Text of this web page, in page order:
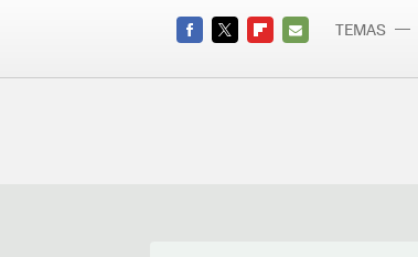
MAIL
TEMAS